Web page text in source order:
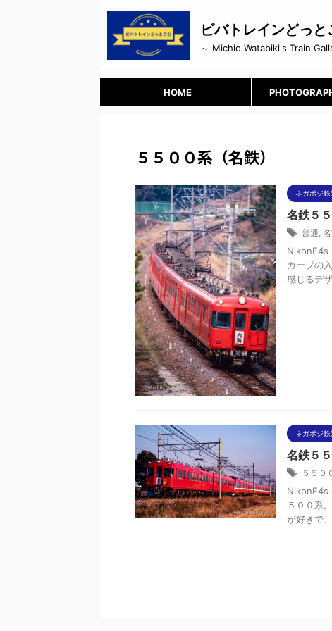
ビバトレインどっと
～ Michio Watabiki's Train
HOME
５５００系（名鉄）
ネガポジ
名鉄５
普通,
NikonF4s
カーブの
感じるデ
ネガポジ
名鉄５
５５０
NikonF4s
５００系
が好きで